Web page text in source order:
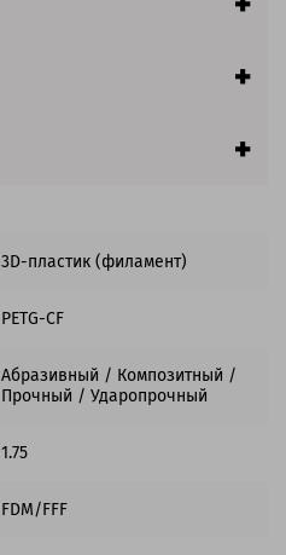
3D-пластик (филамент)
PETG-CF
Абразивный / Композитный /
Прочный / Ударопрочный
1.75
FDM/FFF